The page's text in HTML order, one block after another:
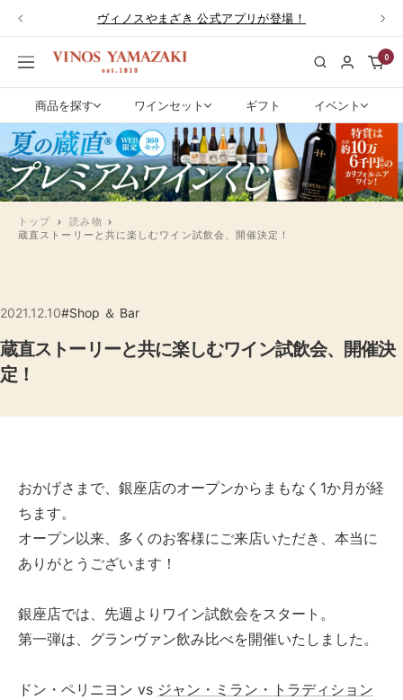
ツ
ス
ッ
プ
戻
ヴィノスやまざき 公式アプリが登場！
次
ナ
ビ
ー
シ
ョ
ン
ワ
ン
専
門
店
ヴ
ィ
ノ
ス
き|
イ
販
0
商品を探す ワインセット ギフト イベント
トップ
読み物
蔵直ストーリーと共に楽しむワイン試飲会、開催決定！
2021.12.10#Shop ＆ Bar
蔵直ストーリーと共に楽しむワイン試飲会、開催決
定！
おかげさまで、銀座店のオープンからまもなく1か月が経
ちます。
オープン以来、多くのお客様にご来店いただき、本当に
ありがとうございます！
銀座店では、先週よりワイン試飲会をスタート。
第一弾は、グランヴァン飲み比べを開催いたしました。
ドン・ペリニヨン vs ジャン・ミラン・トラディション